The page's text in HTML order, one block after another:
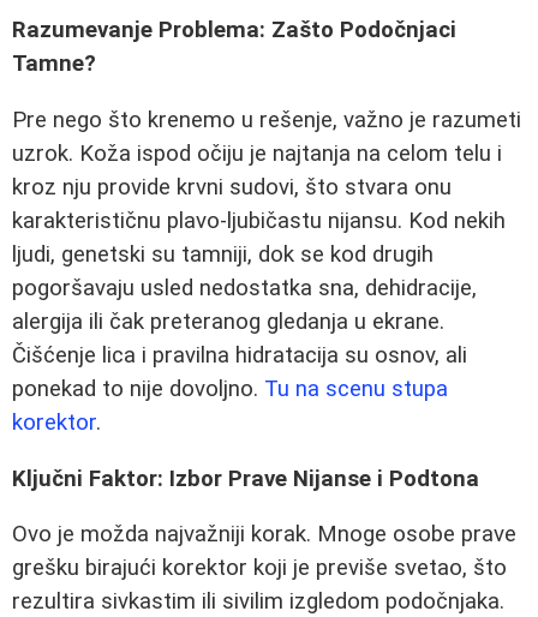
Razumevanje Problema: Zašto Podočnjaci
Tamne?
Pre nego što krenemo u rešenje, važno je razumeti
uzrok. Koža ispod očiju je najtanja na celom telu i
kroz nju providе krvni sudovi, što stvara onu
karakterističnu plavo-ljubičastu nijansu. Kod nekih
ljudi, genetski su tamniji, dok se kod drugih
pogoršavaju usled nedostatka sna, dehidracije,
alergija ili čak preteranog gledanja u ekrane.
Čišćenje lica i pravilna hidratacija su osnov, ali
ponekad to nije dovoljno. Tu na scenu stupa
korektor.
Ključni Faktor: Izbor Prave Nijanse i Podtona
Ovo je možda najvažniji korak. Mnoge osobe prave
grešku birajući korektor koji je previše svetao, što
rezultira sivkastim ili sivilim izgledom podočnjaka.